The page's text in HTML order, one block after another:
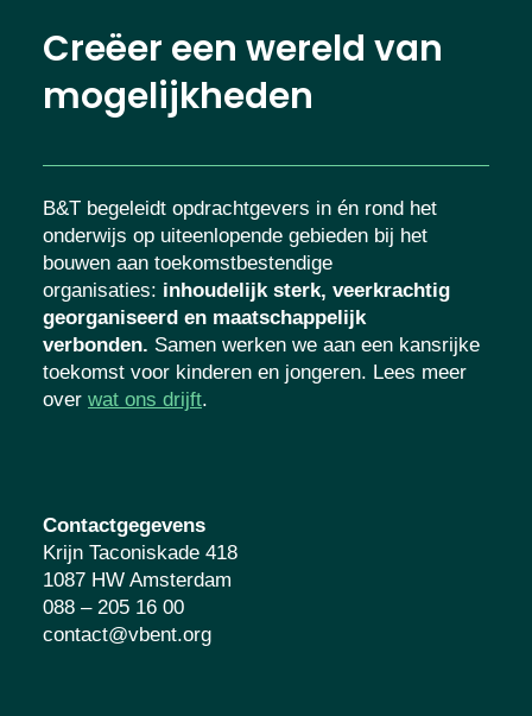
Creëer een wereld van
mogelijkheden
B&T begeleidt opdrachtgevers in én rond het
onderwijs op uiteenlopende gebieden bij het
bouwen aan toekomstbestendige
organisaties: inhoudelijk sterk, veerkrachtig
georganiseerd en maatschappelijk
verbonden. Samen werken we aan een kansrijke
toekomst voor kinderen en jongeren. Lees meer
over wat ons drijft.
Contactgegevens
Krijn Taconiskade 418
1087 HW Amsterdam
088 – 205 16 00
contact@vbent.org